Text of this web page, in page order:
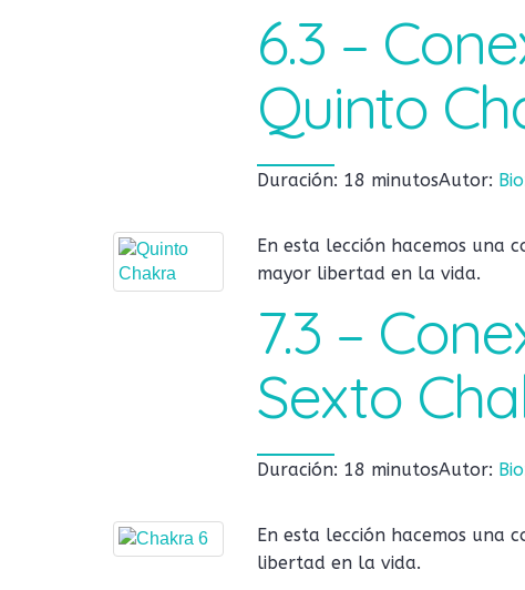
6.3 –
Quinto
Duración: 18 minutosAutor:
En esta lección hacemos una
mayor libertad en la vida.
7.3 –
Sexto
Duración: 18 minutosAutor:
En esta lección hacemos una
libertad en la vida.